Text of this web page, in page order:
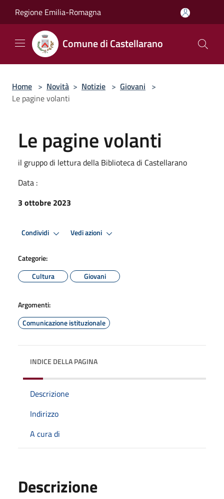
Regione Emilia-Romagna
Comune di Castellarano
Home > Novità > Notizie > Giovani >
Le pagine volanti
Le pagine volanti
il gruppo di lettura della Biblioteca di Castellarano
Data :
3 ottobre 2023
Condividi Vedi azioni
Categorie:
Cultura
Giovani
Argomenti:
Comunicazione istituzionale
INDICE DELLA PAGINA
Descrizione
Indirizzo
A cura di
Descrizione